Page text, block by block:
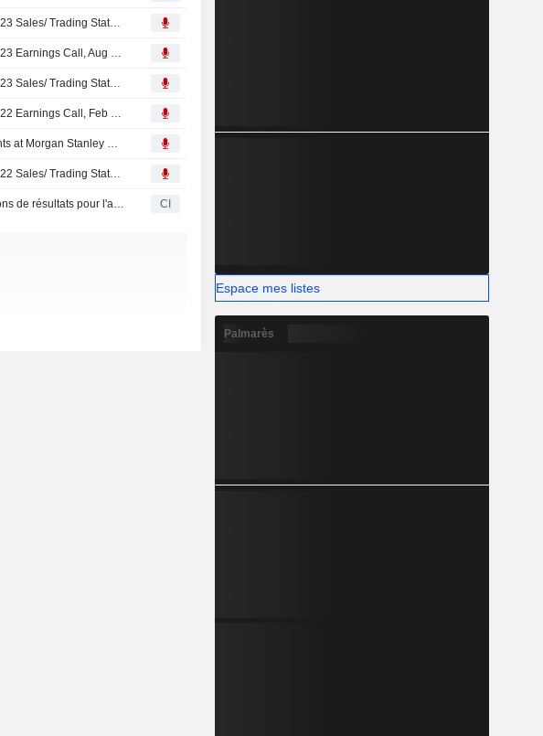
Transcript : Coca-Cola Europacific Partners PLC, Q3 2023 Sales/ Trading Statement Call, Nov 01, 2023
Transcript : Coca-Cola Europacific Partners PLC, H1 2023 Earnings Call, Aug 02, 2023
Transcript : Coca-Cola Europacific Partners PLC, Q1 2023 Sales/ Trading Statement Call, Apr 25, 2023
Transcript : Coca-Cola Europacific Partners PLC, Q4 2022 Earnings Call, Feb 16, 2023
Transcript : Coca-Cola Europacific Partners PLC Presents at Morgan Stanley Global Consumer & Retail Conference, Dec-06-2022 02:29 PM
Transcript : Coca-Cola Europacific Partners PLC, Q3 2022 Sales/ Trading Statement Call, Nov 02, 2022
Coca-Cola Europacific Partners PLC révise ses prévisions de résultats pour l'année 2022 CI
Espace mes listes
Palmarès